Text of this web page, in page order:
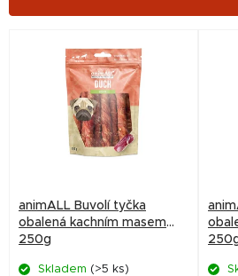
o
d
animALL Buvolí tyčka
obalená kachním masem
250g
Skladem (>5 ks)